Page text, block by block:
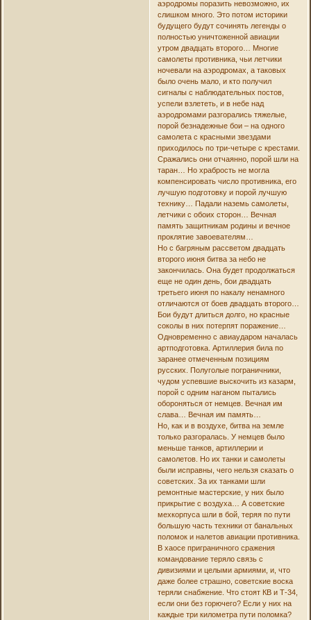
аэродромы поразить невозможно, их
слишком много. Это потом историки
будущего будут сочинять легенды о
полностью уничтоженной авиации
утром двадцать второго… Многие
самолеты противника, чьи летчики
ночевали на аэродромах, а таковых
было очень мало, и кто получил
сигналы с наблюдательных постов,
успели взлететь, и в небе над
аэродромами разгорались тяжелые,
порой безнадежные бои – на одного
самолета с красными звездами
приходилось по три-четыре с крестами.
Сражались они отчаянно, порой шли на
таран… Но храбрость не могла
компенсировать число противника, его
лучшую подготовку и порой лучшую
технику… Падали наземь самолеты,
летчики с обоих сторон… Вечная
память защитникам родины и вечное
проклятие завоевателям…
Но с багряным рассветом двадцать
второго июня битва за небо не
закончилась. Она будет продолжаться
еще не один день, бои двадцать
третьего июня по накалу ненамного
отличаются от боев двадцать второго…
Бои будут длиться долго, но красные
соколы в них потерпят поражение…
Одновременно с авиаударом началась
артподготовка. Артиллерия била по
заранее отмеченным позициям
русских. Полуголые пограничники,
чудом успевшие выскочить из казарм,
порой с одним наганом пытались
обороняться от немцев. Вечная им
слава… Вечная им память…
Но, как и в воздухе, битва на земле
только разгоралась. У немцев было
меньше танков, артиллерии и
самолетов. Но их танки и самолеты
были исправны, чего нельзя сказать о
советских. За их танками шли
ремонтные мастерские, у них было
прикрытие с воздуха… А советские
мехкорпуса шли в бой, теряя по пути
большую часть техники от банальных
поломок и налетов авиации противника.
В хаосе приграничного сражения
командование теряло связь с
дивизиями и целыми армиями, и, что
даже более страшно, советские воска
теряли снабжение. Что стоят КВ и Т-34,
если они без горючего? Если у них на
каждые три километра пути поломка?